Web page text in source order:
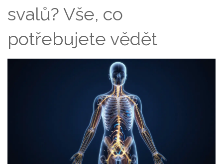
svalů? Vše, co
potřebujete vědět